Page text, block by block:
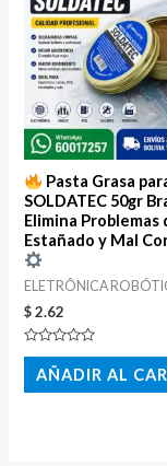
Pasta Grasa
SOLDATEC 50gr
Elimina Problemas
Estañado y Mal
ELETRÔNICA
$2.62
Valorado
con
de
AÑADIR AL